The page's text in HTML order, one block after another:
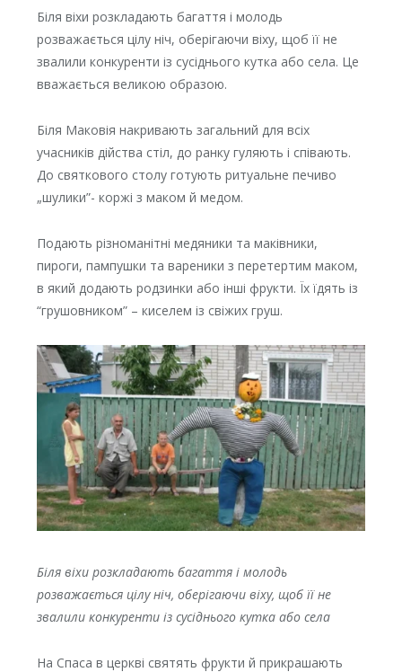
Біля віхи розкладають багаття і молодь
розважається цілу ніч, оберігаючи віху, щоб її не
звалили конкуренти із сусіднього кутка або села. Це
вважається великою образою.
Біля Маковія накривають загальний для всіх
учасників дійства стіл, до ранку гуляють і співають.
До святкового столу готують ритуальне печиво
„шулики”- коржі з маком й медом.
Подають різноманітні медяники та маківники,
пироги, пампушки та вареники з перетертим маком,
в який додають родзинки або інші фрукти. Їх їдять із
“грушовником” – киселем із свіжих груш.
Біля віхи розкладають багаття і молодь
розважається цілу ніч, оберігаючи віху, щоб її не
звалили конкуренти із сусіднього кутка або села
На Спаса в церкві святять фрукти й прикрашають